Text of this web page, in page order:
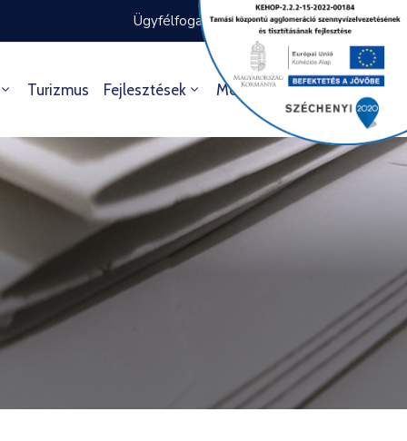
Ügyfélfogadás rendje Ügyintézés
Turizmus Fejlesztések Média Kultúra